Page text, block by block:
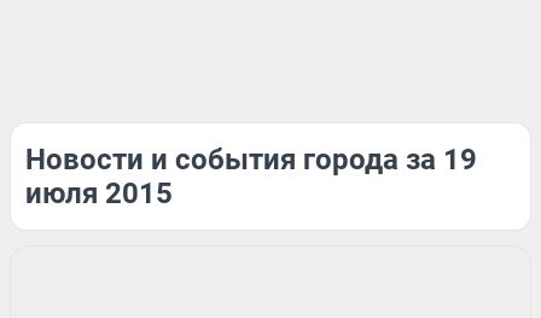
Новости и события города за 19
июля 2015